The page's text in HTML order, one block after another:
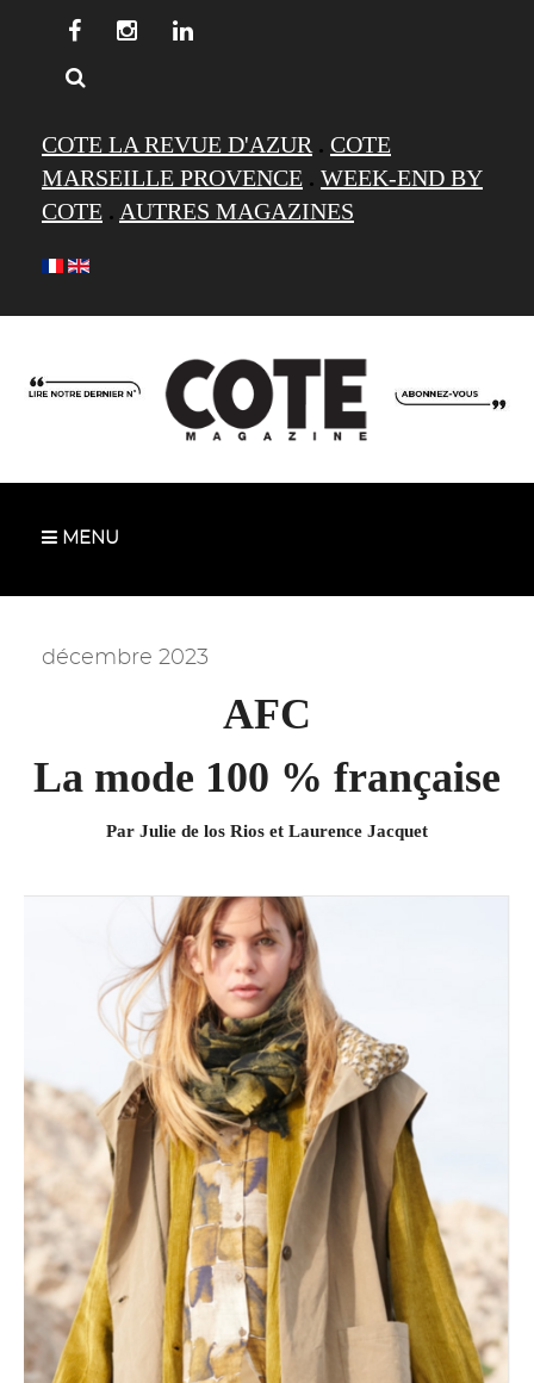
COTE LA REVUE D'AZUR . COTE
MARSEILLE PROVENCE . WEEK-END BY
COTE . AUTRES MAGAZINES
MENU
décembre 2023
AFC
La mode 100 % française
Par Julie de los Rios et Laurence Jacquet